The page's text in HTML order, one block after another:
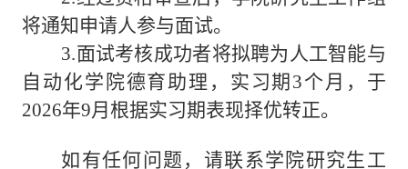
将通知申请人参与面试。
3.面试考核成功者将拟聘为 人工智能与
自动化学院德育助理， 实习期 3个月，于
2026年9月根据实习期表现择优转正。
如有任何问题，请联系学院研究生工